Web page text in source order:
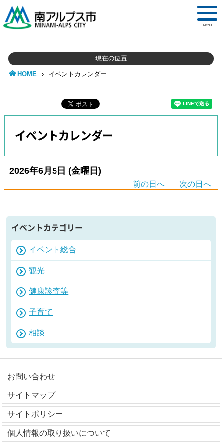
MENU
現在の位置
HOME › イベントカレンダー
イベントカレンダー
2026年6月5日 (金曜日)
前の日へ 次の日へ
イベントカテゴリー
イベント総合
観光
健康診査等
子育て
相談
お問い合わせ
サイトマップ
サイトポリシー
個人情報の取り扱いについて